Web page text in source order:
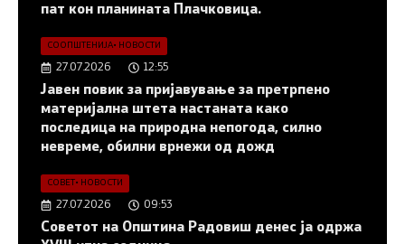
пат кон планината Плачковица.
СООПШТЕНИЈА• НОВОСТИ
27.07.2026 12:55
Јавен повик за пријавување за претрпено
материјална штета настаната како
последица на природна непогода, силно
невреме, обилни врнежи од дожд
СОВЕТ• НОВОСТИ
27.07.2026 09:53
Советот на Општина Радовиш денес ја одржа